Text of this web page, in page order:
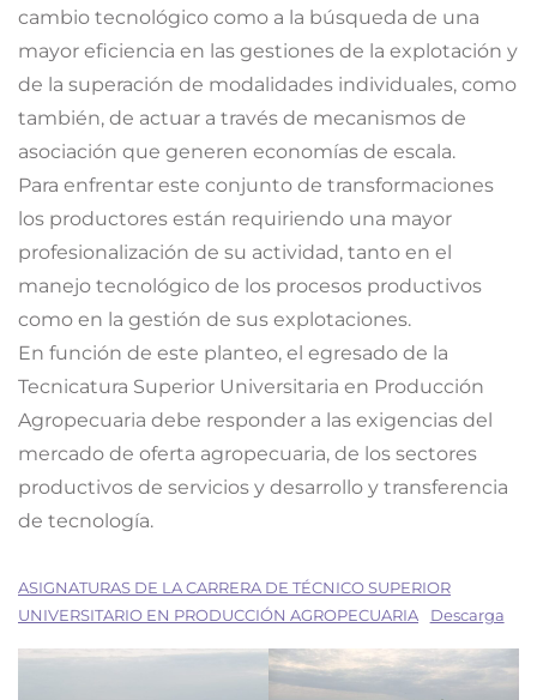
cambio tecnológico como a la búsqueda de una
mayor eficiencia en las gestiones de la explotación y
de la superación de modalidades individuales, como
también, de actuar a través de mecanismos de
asociación que generen economías de escala.
Para enfrentar este conjunto de transformaciones
los productores están requiriendo una mayor
profesionalización de su actividad, tanto en el
manejo tecnológico de los procesos productivos
como en la gestión de sus explotaciones.
En función de este planteo, el egresado de la
Tecnicatura Superior Universitaria en Producción
Agropecuaria debe responder a las exigencias del
mercado de oferta agropecuaria, de los sectores
productivos de servicios y desarrollo y transferencia
de tecnología.
ASIGNATURAS DE LA CARRERA DE TÉCNICO SUPERIOR
UNIVERSITARIO EN PRODUCCIÓN AGROPECUARIA
Descarga